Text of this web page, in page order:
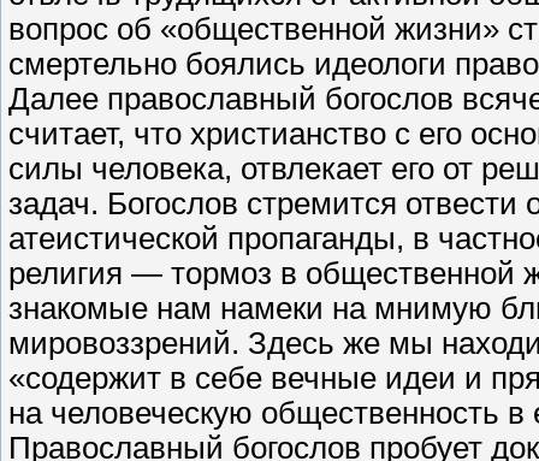
вопрос об «общественной жизни»
смертельно боялись идеологи
Далее православный богослов
считает, что христианство с его
силы человека, отвлекает его от
задач. Богослов стремится отвести
атеистической пропаганды, в
религия — тормоз в общественной
знакомые нам намеки на мнимую
мировоззрений. Здесь же мы
«содержит в себе вечные идеи и
на человеческую общественность
Православный богослов пробует